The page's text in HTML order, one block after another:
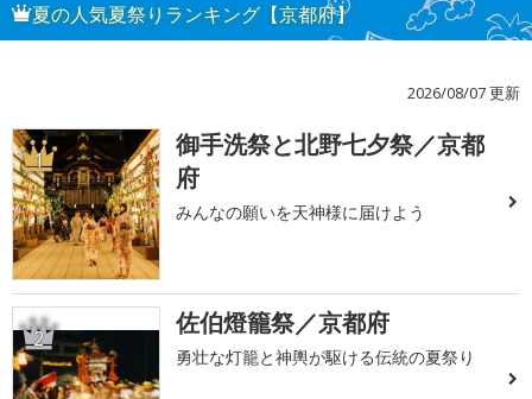
夏の人気夏祭りランキング【京都府】
2026/08/07 更新
1
御手洗祭と北野七夕祭／京都
府
みんなの願いを天神様に届けよう
2 佐伯燈籠祭／京都府
勇壮な灯籠と神輿が駆ける伝統の夏祭り